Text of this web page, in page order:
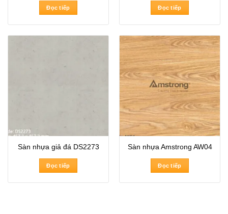
Đọc tiếp Đọc tiếp
Sàn nhựa giả đá DS2273
Đọc tiếp
Sàn nhựa Amstrong AW04
Đọc tiếp